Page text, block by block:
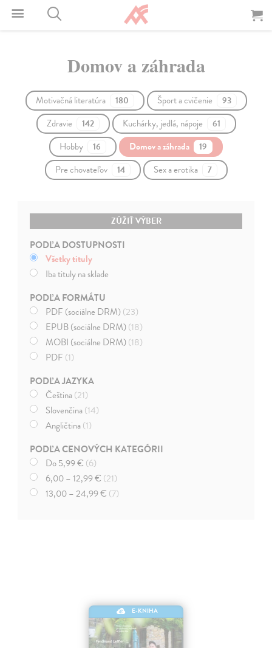
Domov a záhrada
Motivačná literatúra 180 Šport a cvičenie 93
Zdravie 142 Kuchárky, jedlá, nápoje 61
Hobby 16 Domov a záhrada 19
Pre chovateľov 14 Sex a erotika 7
ZÚŽIŤ VÝBER
PODĽA DOSTUPNOSTI
Všetky tituly
Iba tituly na sklade
PODĽA FORMÁTU
PDF (sociálne DRM)(23)
EPUB (sociálne DRM)(18)
MOBI (sociálne DRM)(18)
PDF (1)
PODĽA JAZYKA
Čeština(21)
Slovenčina(14)
Angličtina(1)
PODĽA CENOVÝCH KATEGÓRII
Do 5,99 € (6)
6,00 – 12,99 € (21)
13,00 – 24,99 € (7)
E-KNIHA